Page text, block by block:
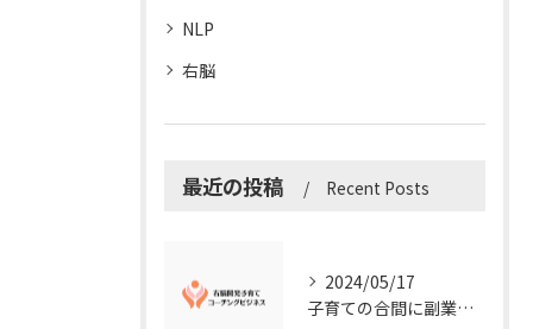
NLP
右脳
最近の投稿 Recent Posts
2024/05/17
子育ての合間に副業コーチングで収入アップ！右脳開発子育てコーチングビジネスの可能性とは？